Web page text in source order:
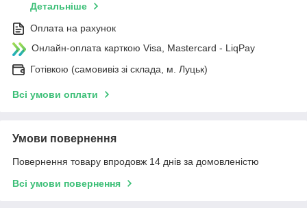
Детальніше
Оплата на рахунок
Онлайн-оплата карткою Visa, Mastercard - LiqPay
Готівкою (самовивіз зі склада, м. Луцьк)
Всі умови оплати
Умови повернення
Повернення товару впродовж 14 днів за домовленістю
Всі умови повернення